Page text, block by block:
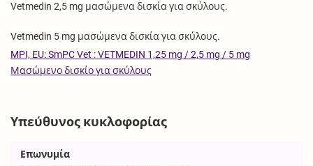
Vetmedin 2,5 mg μασώμενα δισκία για σκύλους.
Vetmedin 5 mg μασώμενα δισκία για σκύλους.
MPI, EU: SmPC Vet : VETMEDIN 1,25 mg / 2,5 mg / 5 mg
Μασώμενο δισκίο για σκύλους
Υπεύθυνος κυκλοφορίας
Επωνυμία